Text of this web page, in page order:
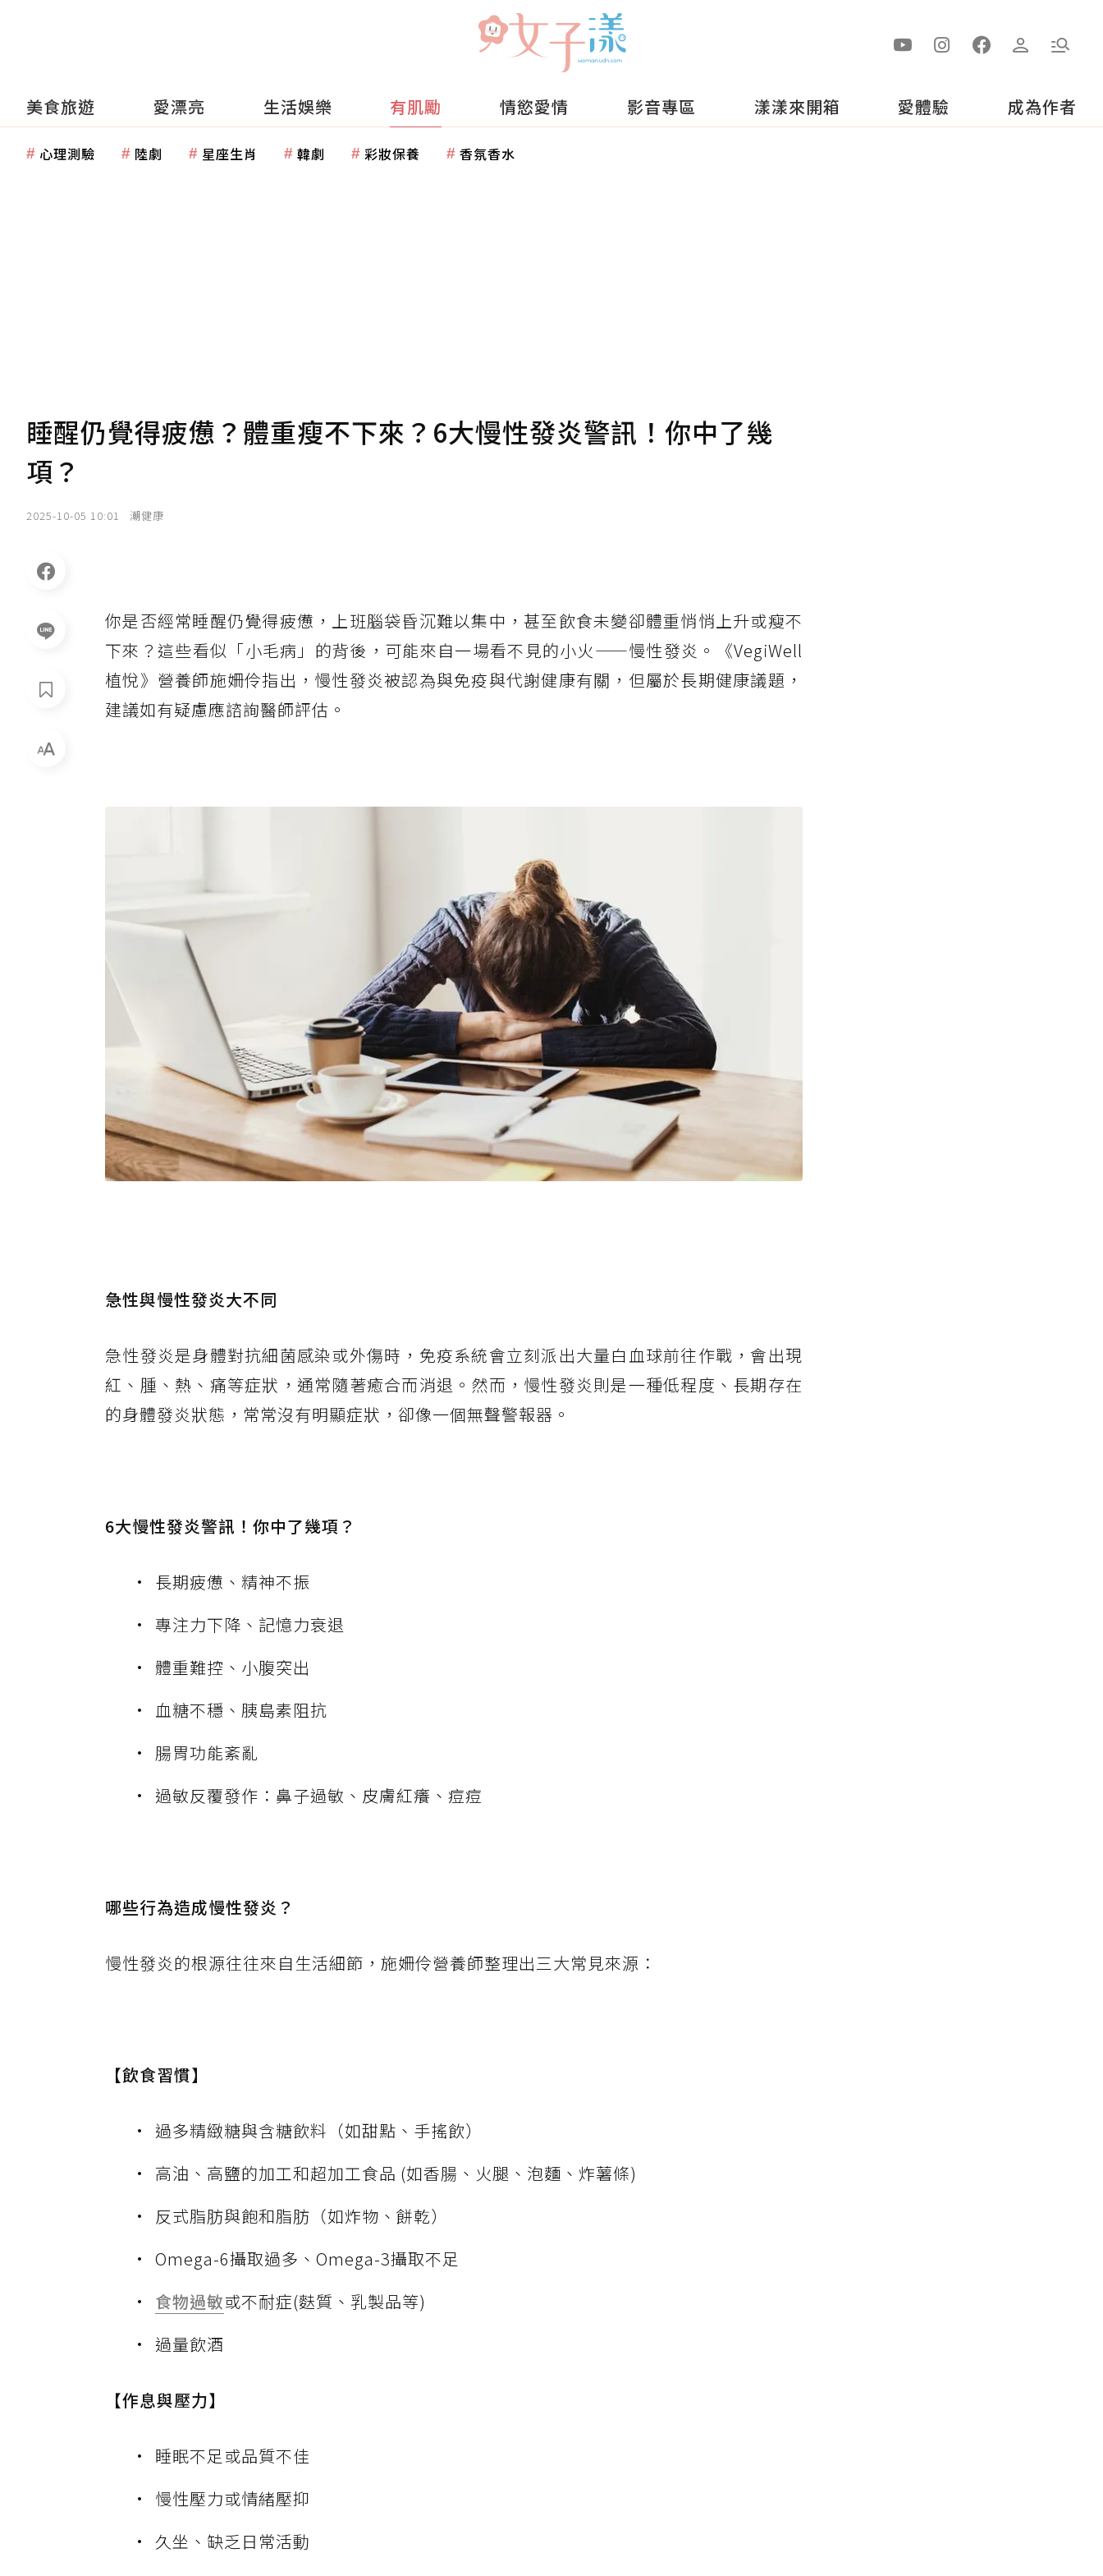
美食旅遊 愛漂亮 生活娛樂 有肌勵 情慾愛情 影音專區 漾漾來開箱 愛體驗 成為作者
心理測驗 陸劇 星座生肖 韓劇 彩妝保養 香氛香水
睡醒仍覺得疲憊？體重瘦不下來？6大慢性發炎警訊！你中了幾
項？
2025-10-05 10:01 潮健康
你是否經常睡醒仍覺得疲憊，上班腦袋昏沉難以集中，甚至飲食未變卻體重悄悄上升或瘦不
下來？這些看似「小毛病」的背後，可能來自一場看不見的小火——慢性發炎。《VegiWell
植悅》營養師施姍伶指出，慢性發炎被認為與免疫與代謝健康有關，但屬於長期健康議題，
建議如有疑慮應諮詢醫師評估。
急性與慢性發炎大不同
急性發炎是身體對抗細菌感染或外傷時，免疫系統會立刻派出大量白血球前往作戰，會出現
紅、腫、熱、痛等症狀，通常隨著癒合而消退。然而，慢性發炎則是一種低程度、長期存在
的身體發炎狀態，常常沒有明顯症狀，卻像一個無聲警報器。
6大慢性發炎警訊！你中了幾項？
長期疲憊、精神不振
專注力下降、記憶力衰退
體重難控、小腹突出
血糖不穩、胰島素阻抗
腸胃功能紊亂
過敏反覆發作：鼻子過敏、皮膚紅癢、痘痘
哪些行為造成慢性發炎？
慢性發炎的根源往往來自生活細節，施姍伶營養師整理出三大常見來源：
【飲食習慣】
過多精緻糖與含糖飲料（如甜點、手搖飲）
高油、高鹽的加工和超加工食品 (如香腸、火腿、泡麵、炸薯條)
反式脂肪與飽和脂肪（如炸物、餅乾）
Omega-6攝取過多、Omega-3攝取不足
食物過敏或不耐症(麩質、乳製品等)
過量飲酒
【作息與壓力】
睡眠不足或品質不佳
慢性壓力或情緒壓抑
久坐、缺乏日常活動